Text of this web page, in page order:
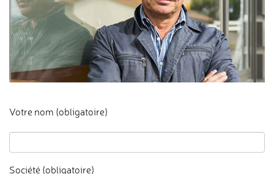
Votre nom (obligatoire)
Société (obligatoire)